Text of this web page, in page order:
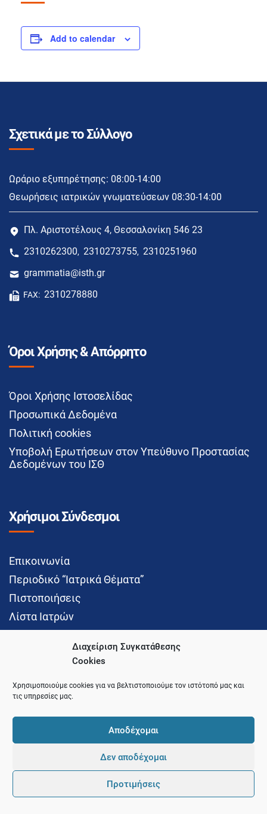
Διαχείριση Συγκατάθεσης
Cookies
Χρησιμοποιούμε cookies για να βελτιστοποιούμε τον ιστότοπό μας και
τις υπηρεσίες μας.
Αποδέχομαι
Δεν αποδέχομαι
Προτιμήσεις
Add to calendar
Σχετικά με το Σύλλογο
Ωράριο εξυπηρέτησης: 08:00-14:00
Θεωρήσεις ιατρικών γνωματεύσεων 08:30-14:00
Πλ. Αριστοτέλους 4, Θεσσαλονίκη 546 23
2310262300, 2310273755, 2310251960
grammatia@isth.gr
FAX: 2310278880
Όροι Χρήσης & Απόρρητο
Όροι Χρήσης Ιστοσελίδας
Προσωπικά Δεδομένα
Πολιτική cookies
Υποβολή Ερωτήσεων στον Υπεύθυνο Προστασίας
Δεδομένων του ΙΣΘ
Χρήσιμοι Σύνδεσμοι
Επικοινωνία
Περιοδικό “Ιατρικά Θέματα”
Πιστοποιήσεις
Λίστα Ιατρών
Social Media
© 2021 Ιατρικός Σύλλογος Θεσσαλονίκης
Development and Hosting byPointer